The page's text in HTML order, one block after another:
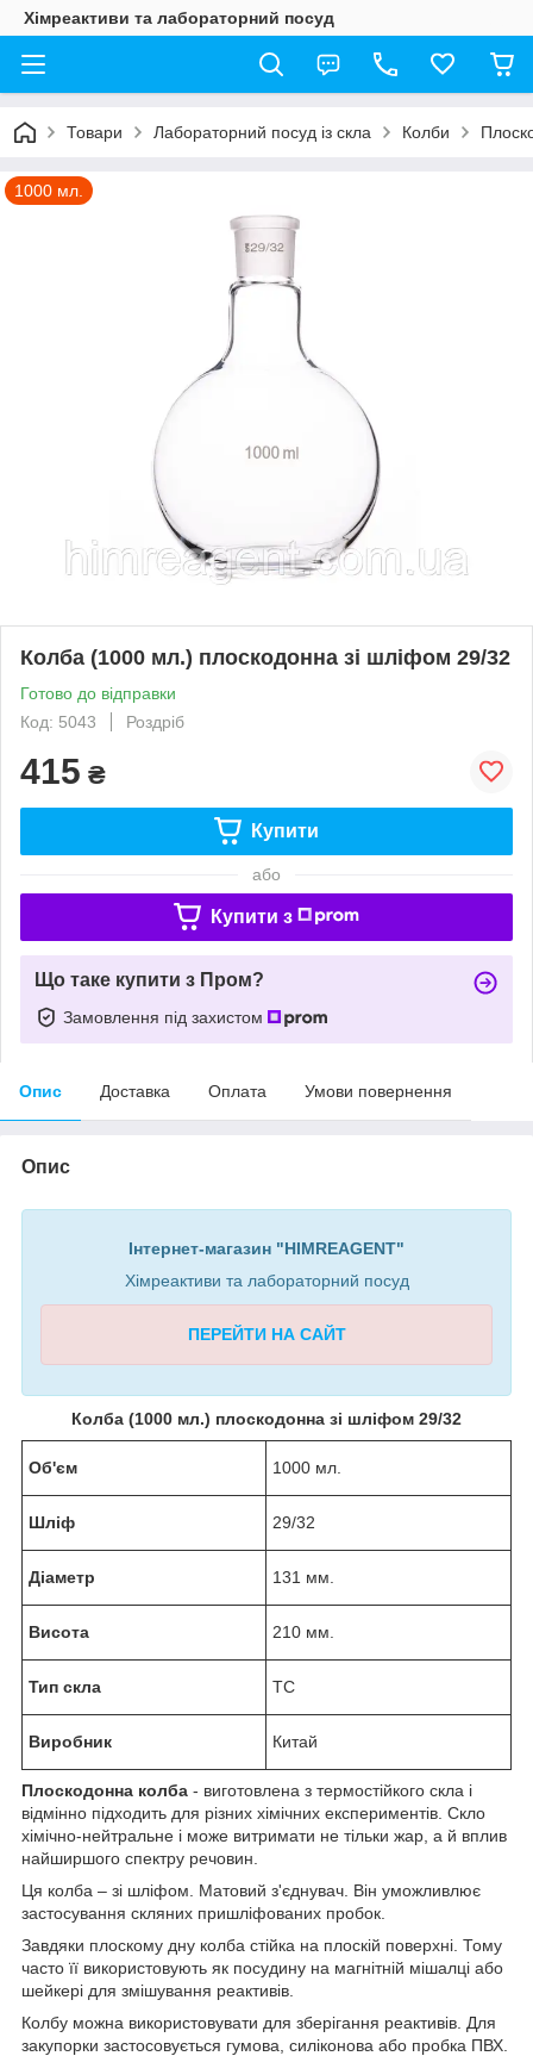
Хімреактиви та лабораторний посуд
Товари Лабораторний посуд із скла Колби
1000 мл.
Колба (1000 мл.) плоскодонна зі шліфом 29/32
Готово до відправки
Код: 5043
Роздріб
415 ₴
Купити
або
Купити з
Що таке купити з Пром?
Замовлення під захистом
Опис Доставка Оплата Умови повернення
Опис
Інтернет-магазин "HIMREAGENT"
Хімреактиви та лабораторний посуд
ПЕРЕЙТИ НА САЙТ
Колба (1000 мл.) плоскодонна зі шліфом 29/32
Об'єм 1000 мл.
Шліф 29/32
Діаметр 131 мм.
Висота 210 мм.
Тип скла ТС
Виробник Китай
Плоскодонна колба - виготовлена з термостійкого скла і
відмінно підходить для різних хімічних експериментів. Скло
хімічно-нейтральне і може витримати не тільки жар, а й вплив
найширшого спектру речовин.
Ця колба – зі шліфом. Матовий з'єднувач. Він уможливлює
застосування скляних пришліфованих пробок.
Завдяки плоскому дну колба стійка на плоскій поверхні. Тому
часто її використовують як посудину на магнітній мішалці або
шейкері для змішування реактивів.
Колбу можна використовувати для зберігання реактивів. Для
закупорки застосовується гумова, силіконова або пробка ПВХ.